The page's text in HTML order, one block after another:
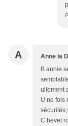
/
A Anne la
B annie
ullement
U ne fois
C hevet